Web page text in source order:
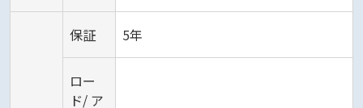
保証 5年
ロー
ド/ ア